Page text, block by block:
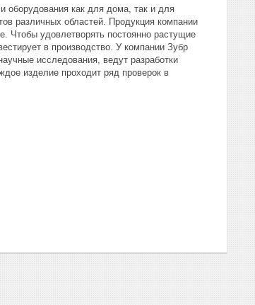
оборудования как для дома, так и для
различных областей. Продукция компании
Чтобы удовлетворять постоянно растущие
в производство. У компании Зубр
исследования, ведут разработки
изделие проходит ряд проверок в